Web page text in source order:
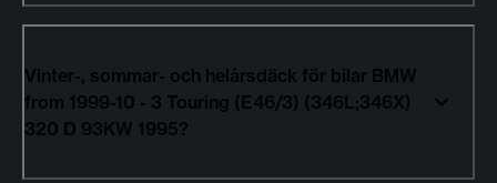
Vinter-, sommar- och helårsdäck för bilar BMW
from 1999-10 - 3 Touring (E46/3) (346L;346X)
320 D 93KW 1995?